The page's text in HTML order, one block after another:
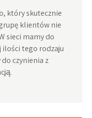
który skutecznie
klientów nie
sieci mamy do
ilości tego rodzaju
czynienia z